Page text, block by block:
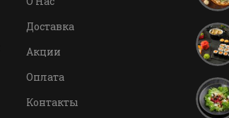
Доставка
Акции
Оплата
Контакты